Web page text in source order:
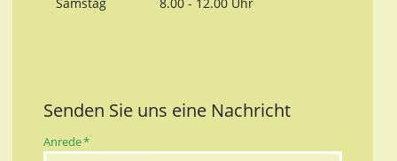
Senden Sie uns eine Nachricht
Pflichtfeld
Anrede*